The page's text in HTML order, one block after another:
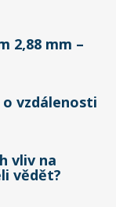
2,88 mm –
vzdálenosti
vliv na
vědět?